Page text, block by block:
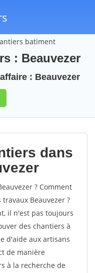
batiment
: Beauvezer
: Beauvezer
dans
? Comment
Beauvezer ?
il n'est pas toujours
des chantiers à
d'aide aux artisans
de manière
à la recherche de